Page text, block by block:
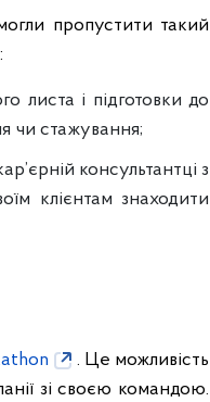
пропустити такий
листа і підготовки до
чи стажування;
консультантці з
клієнтам знаходити
. Це можливість
зі своєю командою.